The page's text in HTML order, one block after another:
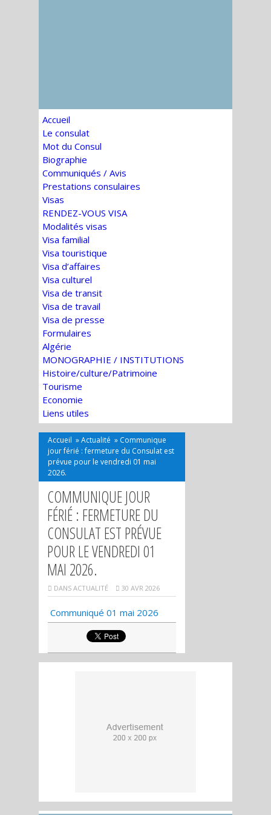
Accueil
Le consulat
Mot du Consul
Biographie
Communiqués / Avis
Prestations consulaires
Visas
RENDEZ-VOUS VISA
Modalités visas
Visa familial
Visa touristique
Visa d’affaires
Visa culturel
Visa de transit
Visa de travail
Visa de presse
Formulaires
Algérie
MONOGRAPHIE / INSTITUTIONS
Histoire/culture/Patrimoine
Tourisme
Economie
Liens utiles
Accueil »Actualité » Communique
jour férié : fermeture du Consulat est
prévue pour le vendredi 01 mai
2026.
COMMUNIQUE JOUR
FÉRIÉ : FERMETURE DU
CONSULAT EST PRÉVUE
POUR LE VENDREDI 01
MAI 2026.
DANS ACTUALITÉ 30 AVR 2026
Communiqué 01 mai 2026